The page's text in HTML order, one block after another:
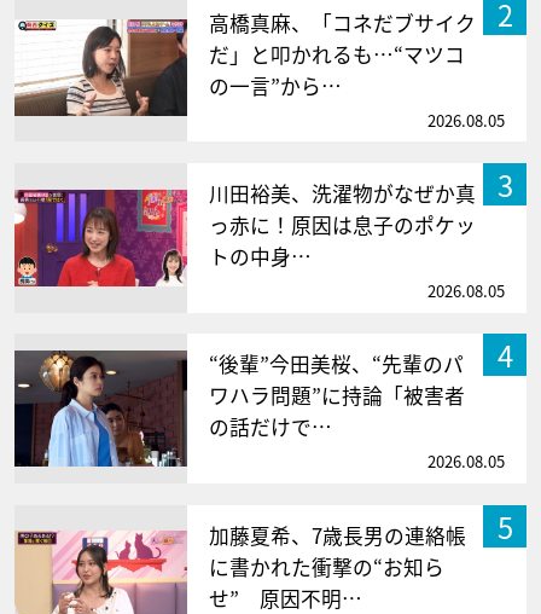
2
高橋真麻、「コネだブサイク
だ」と叩かれるも…“マツコ
の一言”から…
2026.08.05
3
川田裕美、洗濯物がなぜか真
っ赤に！原因は息子のポケッ
トの中身…
2026.08.05
4
“後輩”今田美桜、“先輩のパ
ワハラ問題”に持論「被害者
の話だけで…
2026.08.05
5
加藤夏希、7歳長男の連絡帳
に書かれた衝撃の“お知ら
せ” 原因不明…